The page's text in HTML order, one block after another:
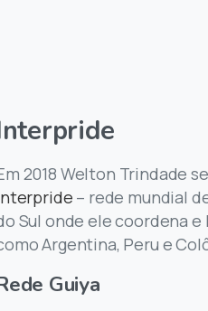
2018 Welton Trindade
– rede mundial
Sul onde ele coordena
Argentina, Peru e
Guiya